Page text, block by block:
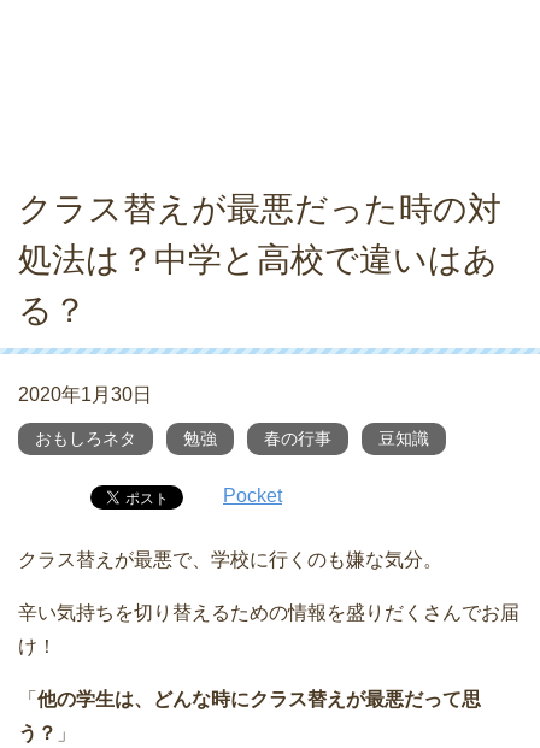
クラス替えが最悪だった時の対
処法は？中学と高校で違いはあ
る？
2020年1月30日
おもしろネタ 勉強 春の行事 豆知識
Pocket
クラス替えが最悪で、学校に行くのも嫌な気分。
辛い気持ちを切り替えるための情報を盛りだくさんでお届
け！
「 他の学生は、どんな時にクラス替えが最悪だって思
う？ 」